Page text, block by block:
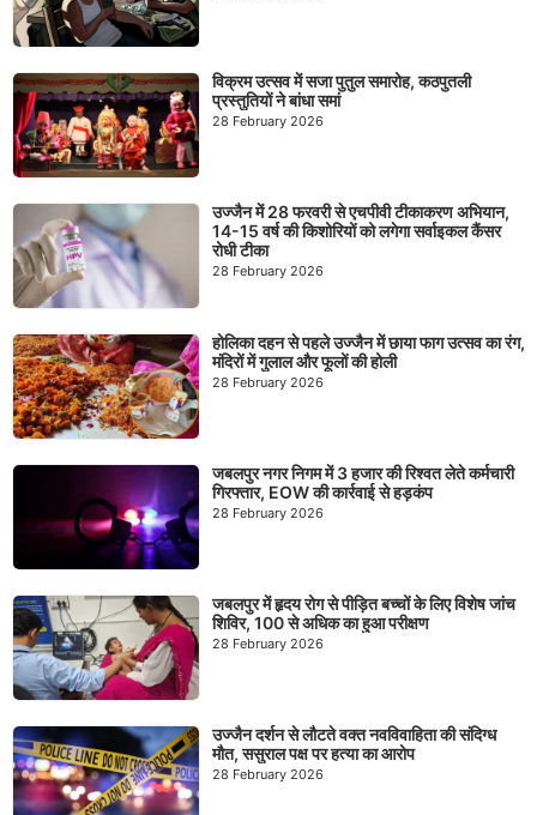
विक्रम उत्सव में सजा पुतुल समारोह, कठपुतली
प्रस्तुतियों ने बांधा समां
28 February 2026
उज्जैन में 28 फरवरी से एचपीवी टीकाकरण अभियान,
14-15 वर्ष की किशोरियों को लगेगा सर्वाइकल कैंसर
रोधी टीका
28 February 2026
होलिका दहन से पहले उज्जैन में छाया फाग उत्सव का रंग,
मंदिरों में गुलाल और फूलों की होली
28 February 2026
जबलपुर नगर निगम में 3 हजार की रिश्वत लेते कर्मचारी
गिरफ्तार, EOW की कार्रवाई से हड़कंप
28 February 2026
जबलपुर में हृदय रोग से पीड़ित बच्चों के लिए विशेष जांच
शिविर, 100 से अधिक का हुआ परीक्षण
28 February 2026
उज्जैन दर्शन से लौटते वक्त नवविवाहिता की संदिग्ध
मौत, ससुराल पक्ष पर हत्या का आरोप
28 February 2026